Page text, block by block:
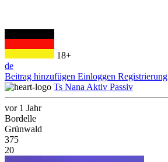
18+
de
Beitrag hinzufügen Einloggen Registrierung
Ts Nana Aktiv Passiv
vor 1 Jahr
Bordelle
Grünwald
375
20